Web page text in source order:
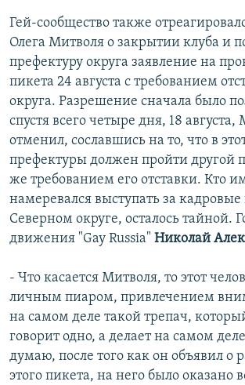
Гей-сообщество также
Олега Митволя о закрытии клуба и
префектуру округа заявление на
пикета 24 августа с требованием
округа. Разрешение сначала было
спустя всего четыре дня, 18 августа,
отменил, сославшись на то, что в
префектуры должен пройти другой
же требованием его отставки. Кто
намеревался выступать за
Северном округе, осталось тайной.
движения "Gay Russia" Николай
- Что касается Митволя, то этот
личным пиаром, привлечением
на самом деле такой трепач,
говорит одно, а делает на самом
думаю, после того как он объявил о
этого пикета, на него было оказано